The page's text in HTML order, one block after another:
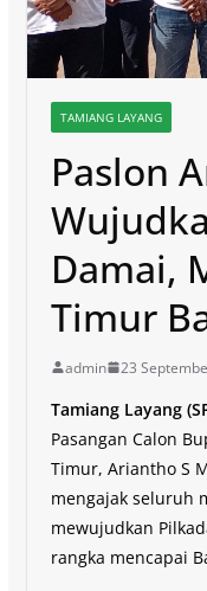
TAMIANG LAYANG
Paslon
Damai,
Timur
admin 23
Tamiang Layang
Pasangan Calon
Timur, Ariantho S
mengajak seluruh
mewujudkan
rangka mencapai